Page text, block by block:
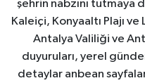
şehrin nabzını tutmaya
Kaleiçi, Konyaaltı Plajı ve
Antalya Valiliği ve
duyuruları, yerel
detaylar anbean